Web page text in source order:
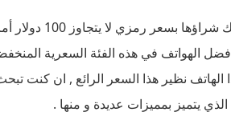
من أفضل هواتف
الهواتف في هذه الفئة السعرية
الهاتف نظير هذا السعر الرائع , ان كنت
يتميز بمميزات عديدة و منها .